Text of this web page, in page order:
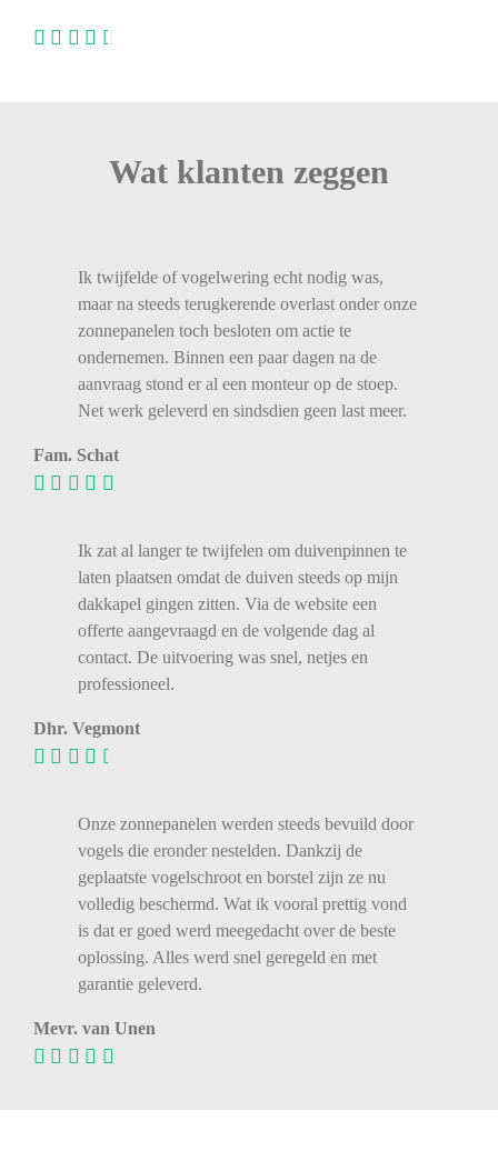
Wat klanten zeggen
Ik twijfelde of vogelwering echt nodig was,
maar na steeds terugkerende overlast onder onze
zonnepanelen toch besloten om actie te
ondernemen. Binnen een paar dagen na de
aanvraag stond er al een monteur op de stoep.
Net werk geleverd en sindsdien geen last meer.
Fam. Schat
Ik zat al langer te twijfelen om duivenpinnen te
laten plaatsen omdat de duiven steeds op mijn
dakkapel gingen zitten. Via de website een
offerte aangevraagd en de volgende dag al
contact. De uitvoering was snel, netjes en
professioneel.
Dhr. Vegmont
Onze zonnepanelen werden steeds bevuild door
vogels die eronder nestelden. Dankzij de
geplaatste vogelschroot en borstel zijn ze nu
volledig beschermd. Wat ik vooral prettig vond
is dat er goed werd meegedacht over de beste
oplossing. Alles werd snel geregeld en met
garantie geleverd.
Mevr. van Unen